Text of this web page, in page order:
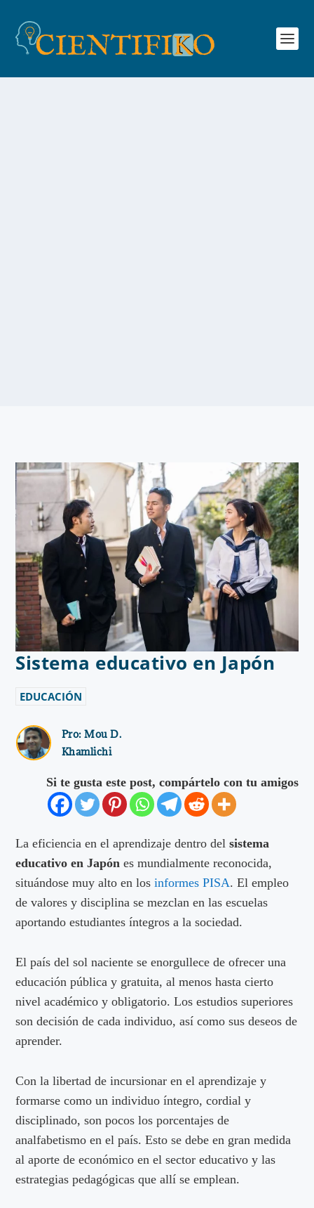
Sistema educativo en Japón
EDUCACIÓN
Pro:Mou D.
Khamlichi
Si te gusta este post, compártelo con tu amigos
La eficiencia en el aprendizaje dentro delsistema
educativo en Japón es mundialmente reconocida,
situándose muy alto en losinformes PISA. El empleo
de valores y disciplina se mezclan en las escuelas
aportando estudiantes íntegros a la sociedad.
El país del sol naciente se enorgullece de ofrecer una
educación pública y gratuita, al menos hasta cierto
nivel académico y obligatorio. Los estudios superiores
son decisión de cada individuo, así como sus deseos de
aprender.
Con la libertad de incursionar en el aprendizaje y
formarse como un individuo íntegro, cordial y
disciplinado, son pocos los porcentajes de
analfabetismo en el país. Esto se debe en gran medida
al aporte de económico en el sector educativo y las
estrategias pedagógicas que allí se emplean.